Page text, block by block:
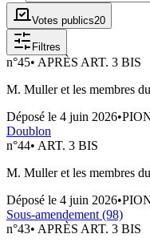
Votes publics20
Filtres
n°45• APRÈS ART. 3 BIS
M. Muller et les membres
Déposé le 4 juin 2026•
Doublon
n°44• ART. 3 BIS
M. Muller et les membres
Déposé le 4 juin 2026•
Sous-amendement (98)
n°43• APRÈS ART. 3 BIS